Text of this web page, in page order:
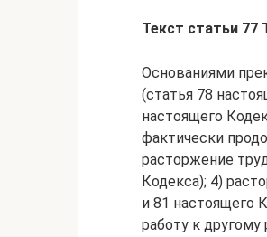
Текст статьи 77
Основаниями
(статья 78
настоящего
фактически
расторжение
Кодекса); 4)
и 81 настоящего
работу к